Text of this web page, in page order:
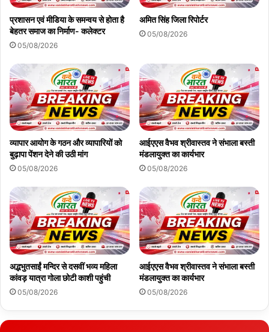
प्रशासन एवं मीडिया के समन्वय से होता है
बेहतर समाज का निर्माण- कलेक्टर
05/08/2026
अमित सिंह जिला रिपोर्टर
05/08/2026
व्यापार आयोग के गठन और व्यापारियों को
बुढ़ापा पेंशन देने की उठी मांग
05/08/2026
आईएएस वैभव श्रीवास्तव ने संभाला बस्ती
मंडलायुक्त का कार्यभार
05/08/2026
अद्भभुतसाईं मन्दिर से दसवीं भव्य महिला
कांवड़ यात्रा गोला छोटी काशी पहुंची
05/08/2026
आईएएस वैभव श्रीवास्तव ने संभाला बस्ती
मंडलायुक्त का कार्यभार
05/08/2026